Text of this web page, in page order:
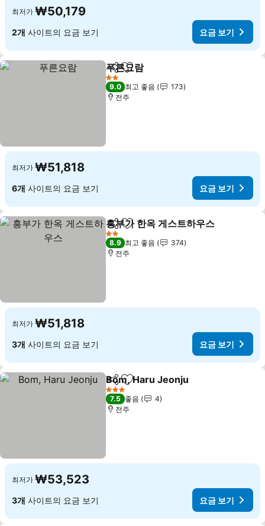
최저가 ₩50,179
2개 사이트의 요금 보기 요금 보기
공유 즐겨찾기에 추가
푸른요람
2 성급
9.0 최고 좋음
173
전주
최저가 ₩51,818
6개 사이트의 요금 보기 요금 보기
공유 즐겨찾기에 추가
흥부가 한옥 게스트하우스
2 성급
8.9 최고 좋음
374
전주
최저가 ₩51,818
3개 사이트의 요금 보기 요금 보기
공유 즐겨찾기에 추가
Bom, Haru Jeonju
3 성급
7.5 좋음
4
전주
최저가 ₩53,523
3개 사이트의 요금 보기 요금 보기